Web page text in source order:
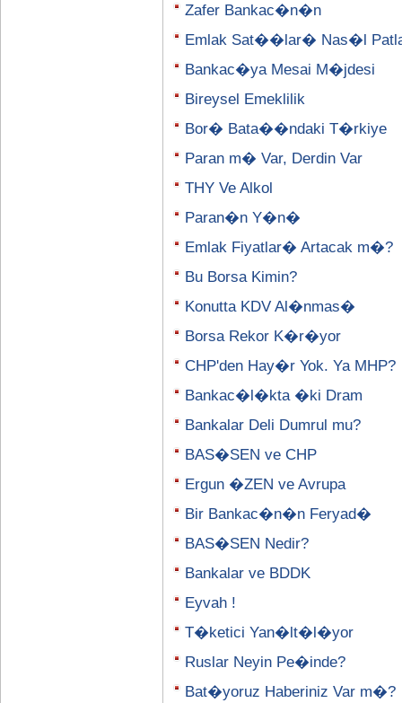
Zafer Bankac�n�n
Emlak Sat��lar� Nas�l
Bankac�ya Mesai M�jdesi
Bireysel Emeklilik
Bor� Bata��ndaki T�rkiye
Paran m� Var, Derdin Var
THY Ve Alkol
Paran�n Y�n�
Emlak Fiyatlar� Artacak m�?
Bu Borsa Kimin?
Konutta KDV Al�nmas�
Borsa Rekor K�r�yor
CHP'den Hay�r Yok. Ya MHP?
Bankac�l�kta �ki Dram
Bankalar Deli Dumrul mu?
BAS�SEN ve CHP
Ergun �ZEN ve Avrupa
Bir Bankac�n�n Feryad�
BAS�SEN Nedir?
Bankalar ve BDDK
Eyvah !
T�ketici Yan�lt�l�yor
Ruslar Neyin Pe�inde?
Bat�yoruz Haberiniz Var m�?